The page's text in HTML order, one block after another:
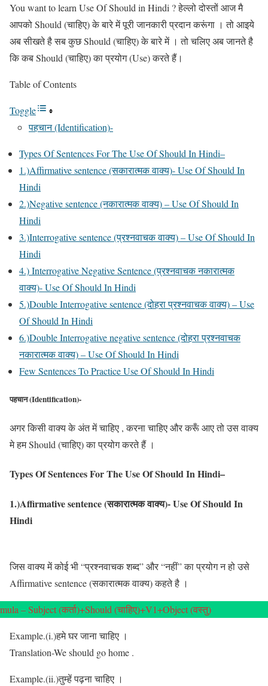
You want to learn Use Of Should in Hindi ? हेल्लो दोस्तों आज मै
आपको Should (चाहिए) के बारे में पूरी जानकारी प्रदान करूंगा । तो आइये
अब सीखते है सब कुछ Should (चाहिए) के बारे में । तो चलिए अब जानते है
कि कब Should (चाहिए) का प्रयोग (Use) करते हैं।
Table of Contents
Toggle
पहचान (Identification)-
Types Of Sentences For The Use Of Should In Hindi–
1.)Affirmative sentence (सकारात्मक वाक्य)- Use Of Should In
Hindi
2.)Negative sentence (नकारात्मक वाक्य) – Use Of Should In
Hindi
3.)Interrogative sentence (प्रश्नवाचक वाक्य) – Use Of Should In
Hindi
4.) Interrogative Negative Sentence (प्रश्नवाचक नकारात्मक
वाक्य)- Use Of Should In Hindi
5.)Double Interrogative sentence (दोहरा प्रश्नवाचक वाक्य) – Use
Of Should In Hindi
6.)Double Interrogative negative sentence (दोहरा प्रश्नवाचक
नकारात्मक वाक्य) – Use Of Should In Hindi
Few Sentences To Practice Use Of Should In Hindi
पहचान (Identification)-
अगर किसी वाक्य के अंत में चाहिए , करना चाहिए और करूँ आए तो उस वाक्य
मे हम Should (चाहिए) का प्रयोग करते हैं ।
Types Of Sentences For The Use Of Should In Hindi–
1.)Affirmative sentence (सकारात्मक वाक्य)- Use Of Should In
Hindi
जिस वाक्य में कोई भी “प्रश्नवाचक शब्द” और “नहीं” का प्रयोग न हो उसे
Affirmative sentence (सकारात्मक वाक्य) कहते है ।
– Subject (कर्ता)+Should (चाहिए)+V1+Object (वस्तु)
Example.(i.)हमे घर जाना चाहिए ।
Translation-We should go home .
Example.(ii.)तुम्हें पढ़ना चाहिए ।